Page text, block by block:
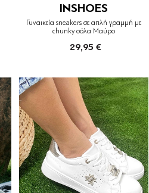
INSHOES
Γυναικεία sneakers σε απλή γραμμή με
chunky σόλα Μαύρο
29,95 €